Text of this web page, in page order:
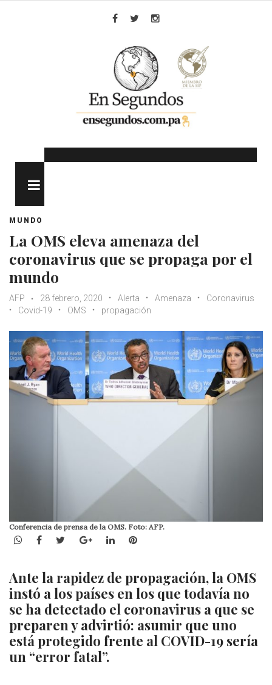
MUNDO
La OMS eleva amenaza del
coronavirus que se propaga por el
mundo
AFP 28 febrero, 2020 Alerta Amenaza
Coronavirus
Covid-19
OMS propagación
Conferencia de prensa de la OMS. Foto: AFP.
WhatsApp
Facebook
TwitterGoogle+LinkedInPinterest
Ante la rapidez de propagación, la OMS
instó a los países en los que todavía no
se ha detectado el coronavirus a que se
preparen y advirtió: asumir que uno
está protegido frente al COVID-19 sería
un “error fatal”.